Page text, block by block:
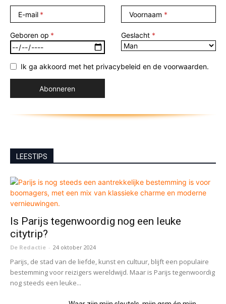
E-mail Voornaam
Geboren op Geslacht
Ik ga akkoord met het privacybeleid en de voorwaarden.
LEESTIPS
Is Parijs tegenwoordig nog een leuke
citytrip?
De Redactie - 24 oktober 2024
Parijs, de stad van de liefde, kunst en cultuur, blijft een populaire
bestemming voor reizigers wereldwijd. Maar is Parijs tegenwoordig
nog steeds een leuke...